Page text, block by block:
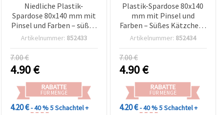
Niedliche Plastik-
Spardose 80x140 mm mit
Pinsel und Farben – süßes
Bären-Design für Kinder,
Artikelnummer: 852433
7.00 €
4.90€
RABATTE
FÜR MENGE
4.20 €- 40 %5 Schachtel +
Plastik-Spardose 80x140
mm mit Pinsel und
Farben – Süßes Kätzchen-
Design für Kinder
Artikelnummer: 852434
7.00 €
4.90€
RABATTE
FÜR MENGE
4.20 €- 40 %5 Schachtel +